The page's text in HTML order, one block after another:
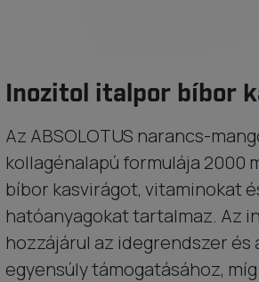
Inozitol italpor bíbor
Az ABSOLOTUS narancs-
kollagénalapú formulája 2000
bíbor kasvirágot, vitaminokat
hatóanyagokat tartalmaz. Az
hozzájárul az idegrendszer és
egyensúly támogatásához,